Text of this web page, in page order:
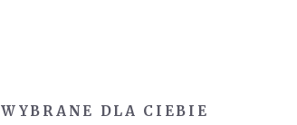
WYBRANE DLA CIEBIE